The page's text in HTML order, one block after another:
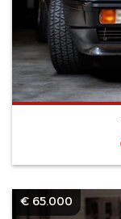
€ 65.000